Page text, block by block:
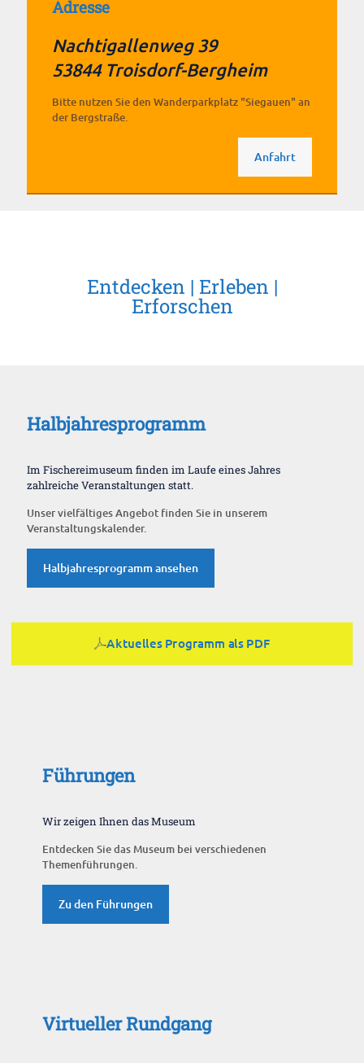
Adresse
Nachtigallenweg 39
53844 Troisdorf-Bergheim
Bitte nutzen Sie den Wanderparkplatz "Siegauen" an
der Bergstraße.
Anfahrt
Entdecken | Erleben |
Erforschen
Halbjahresprogramm
Im Fischereimuseum finden im Laufe eines Jahres
zahlreiche Veranstaltungen statt.
Unser vielfältiges Angebot finden Sie in unserem
Veranstaltungskalender.
Halbjahresprogramm ansehen
Aktuelles Programm als PDF
Führungen
Wir zeigen Ihnen das Museum
Entdecken Sie das Museum bei verschiedenen
Themenführungen.
Zu den Führungen
Virtueller Rundgang